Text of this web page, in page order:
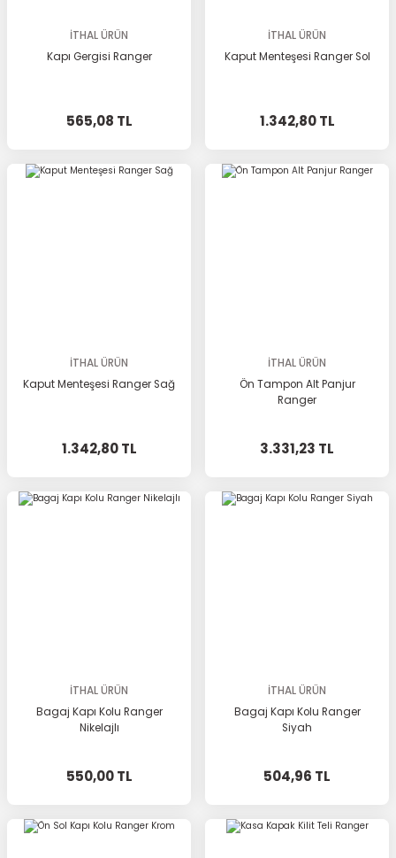
İTHAL ÜRÜN
Kapı Gergisi Ranger
565,08 TL
İTHAL ÜRÜN
Kaput Menteşesi Ranger Sol
1.342,80 TL
İTHAL ÜRÜN
Kaput Menteşesi Ranger Sağ
1.342,80 TL
İTHAL ÜRÜN
Ön Tampon Alt Panjur
Ranger
3.331,23 TL
İTHAL ÜRÜN
Bagaj Kapı Kolu Ranger
Nikelajlı
550,00 TL
İTHAL ÜRÜN
Bagaj Kapı Kolu Ranger
Siyah
504,96 TL